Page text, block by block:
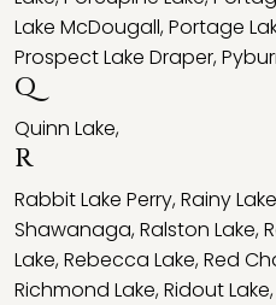
Lake McDougall,Portage
Prospect Lake Draper,
Q
Quinn Lake,
R
Rabbit Lake Perry,Rainy
Shawanaga,Ralston Lake,
Lake,Rebecca Lake,Red
Richmond Lake,Ridout Lake,